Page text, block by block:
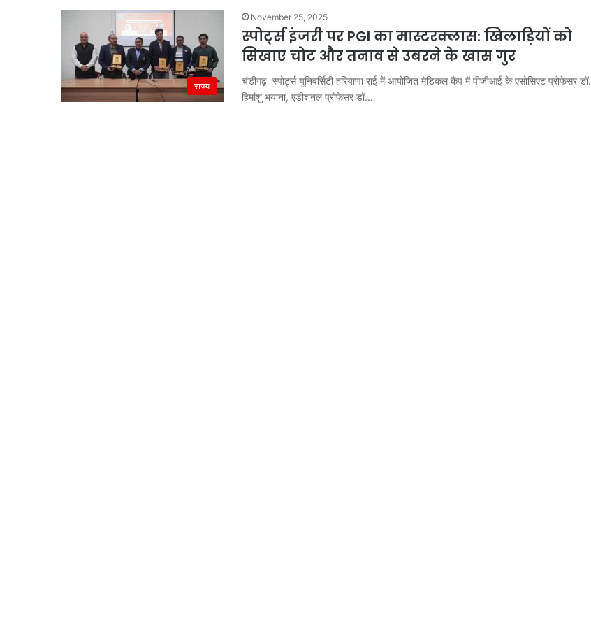
राज्य
November 25, 2025
स्पोर्ट्स इंजरी पर PGI का मास्टरक्लास: खिलाड़ियों को
सिखाए चोट और तनाव से उबरने के खास गुर
चंडीगढ़ स्पोर्ट्स यूनिवर्सिटी हरियाणा राई में आयोजित मेडिकल कैंप में पीजीआई के एसोसिएट प्रोफेसर डॉ.
हिमांशु भयाना, एडीशनल प्रोफेसर डॉ.…